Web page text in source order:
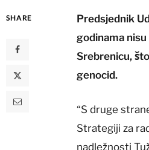
SHARE
Predsjednik
godinama
Srebrenicu,
genocid.
“S druge
Strategiji za
nadležnosti